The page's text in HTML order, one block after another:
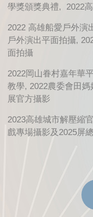
學獎頒獎典禮, 2022
2022 高雄船愛戶外演
戶外演出平面拍攝,
面拍攝
2022岡山眷村嘉年華
教學, 2022農委會田
展官方攝影
2023高雄城市解壓縮
戲專場攝影及2025屏